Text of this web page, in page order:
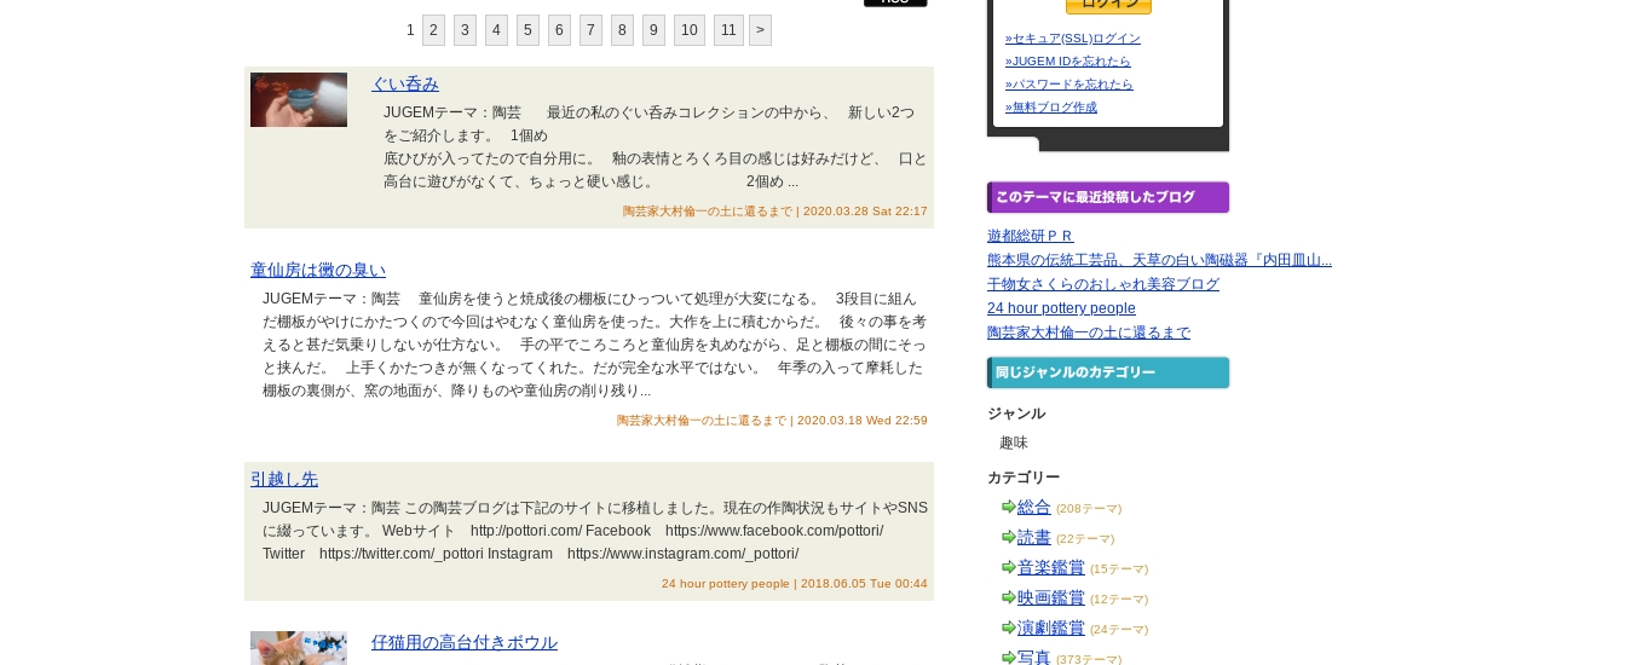
1 2 3 4 5 6 7 8 9 10 11 >
ぐい呑み
JUGEMテーマ：陶芸 最近の私のぐい呑みコレクションの中から、 新しい2つ
をご紹介します。 1個め
底ひびが入ってたので自分用に。 釉の表情とろくろ目の感じは好みだけど、 口と
高台に遊びがなくて、ちょっと硬い感じ。 2個め ...
陶芸家大村倫一の土に還るまで | 2020.03.28 Sat 22:17
童仙房は黴の臭い
JUGEMテーマ：陶芸 童仙房を使うと焼成後の棚板にひっついて処理が大変になる。 3段目に組ん
だ棚板がやけにかたつくので今回はやむなく童仙房を使った。大作を上に積むからだ。 後々の事を考
えると甚だ気乗りしないが仕方ない。 手の平でころころと童仙房を丸めながら、足と棚板の間にそっ
と挟んだ。 上手くかたつきが無くなってくれた。だが完全な水平ではない。 年季の入って摩耗した
棚板の裏側が、窯の地面が、降りものや童仙房の削り残り...
陶芸家大村倫一の土に還るまで | 2020.03.18 Wed 22:59
引越し先
JUGEMテーマ：陶芸 この陶芸ブログは下記のサイトに移植しました。現在の作陶状況もサイトやSNS
に綴っています。 Webサイト http://pottori.com/ Facebook https://www.facebook.com/pottori/
Twitter https://twitter.com/_pottori Instagram https://www.instagram.com/_pottori/
24 hour pottery people | 2018.06.05 Tue 00:44
仔猫用の高台付きボウル
»セキュア(SSL)ログイン
»JUGEM IDを忘れたら
»パスワードを忘れたら
»無料ブログ作成
遊都総研ＰＲ
熊本県の伝統工芸品、天草の白い陶磁器『内田皿山...
干物女さくらのおしゃれ美容ブログ
24 hour pottery people
陶芸家大村倫一の土に還るまで
ジャンル
趣味
カテゴリー
総合 (208テーマ)
読書 (22テーマ)
音楽鑑賞 (15テーマ)
映画鑑賞 (12テーマ)
演劇鑑賞 (24テーマ)
写真 (373テーマ)